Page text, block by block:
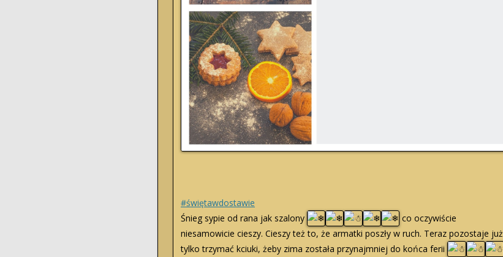
#świętawdostawie
Śnieg sypie od rana jak szalony
co oczywiście
niesamowicie cieszy. Cieszy też to, że armatki poszły w ruch. Teraz pozostaje już
tylko trzymać kciuki, żeby zima została przynajmniej do końca ferii